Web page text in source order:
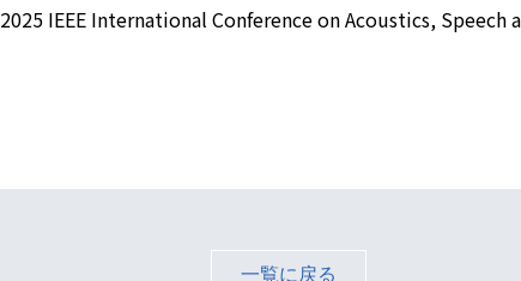
2025 IEEE International Conference on Acoustics, Speech
一覧に戻る